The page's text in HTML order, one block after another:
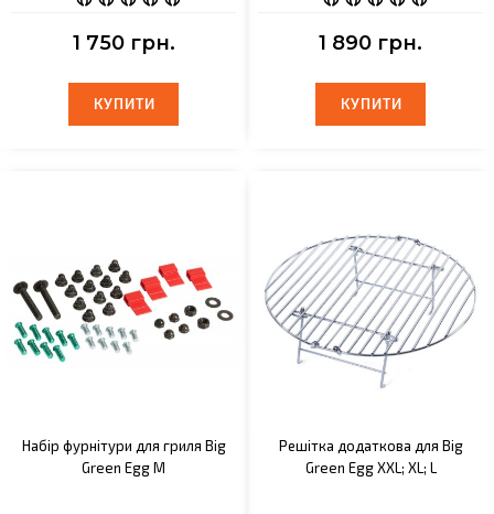
1 750 грн.
КУПИТИ
КУПИТИ
1 890 грн.
КУПИТИ
КУПИТИ
Набір фурнітури для гриля Big
Green Egg M
Решітка додаткова для Big
Green Egg XXL; XL; L